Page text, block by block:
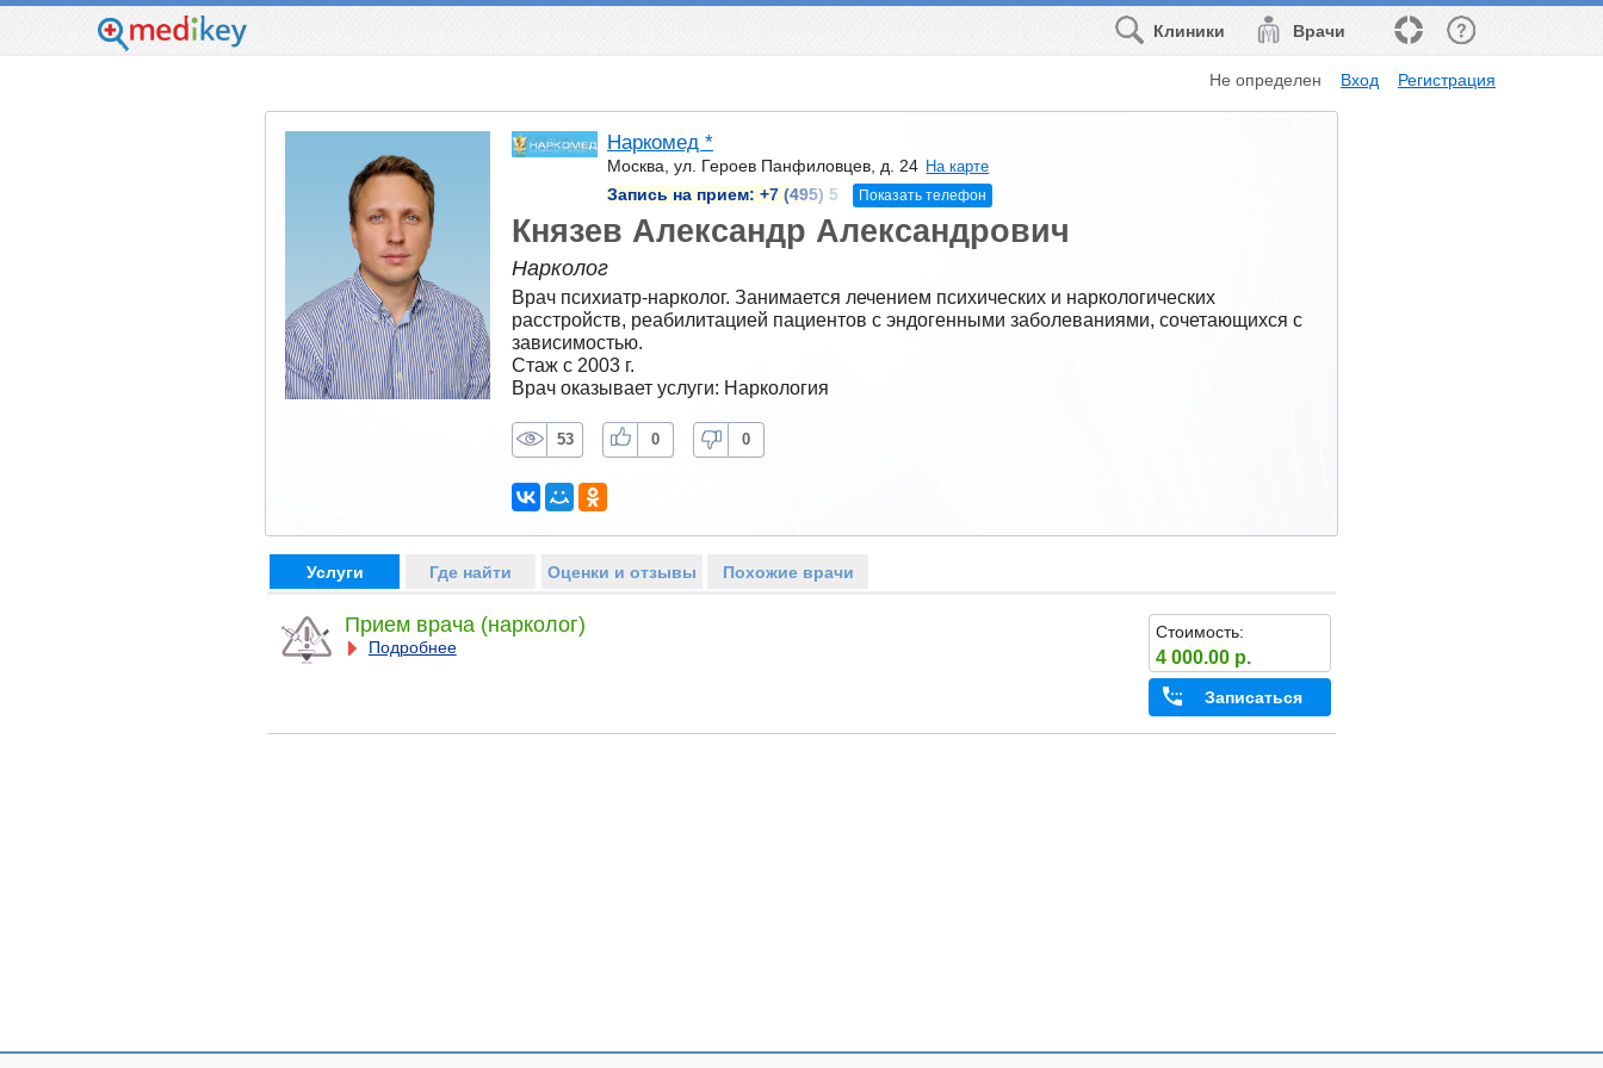
Врачи
Клиники
Не определен Вход Регистрация
Наркомед *
Москва, ул. Героев Панфиловцев, д. 24 На карте
Запись на прием: +7 (495) 5 Показать телефон
Князев Александр Александрович
Нарколог
Врач психиатр-нарколог. Занимается лечением психических и наркологических
расстройств, реабилитацией пациентов с эндогенными заболеваниями, сочетающихся с
зависимостью.
Стаж с 2003 г.
Врач оказывает услуги: Наркология
53 0 0
Услуги Где найти Оценки и отзывы Похожие врачи
Прием врача (нарколог)
Подробнее
Стоимость:
4 000.00 р.
Записаться